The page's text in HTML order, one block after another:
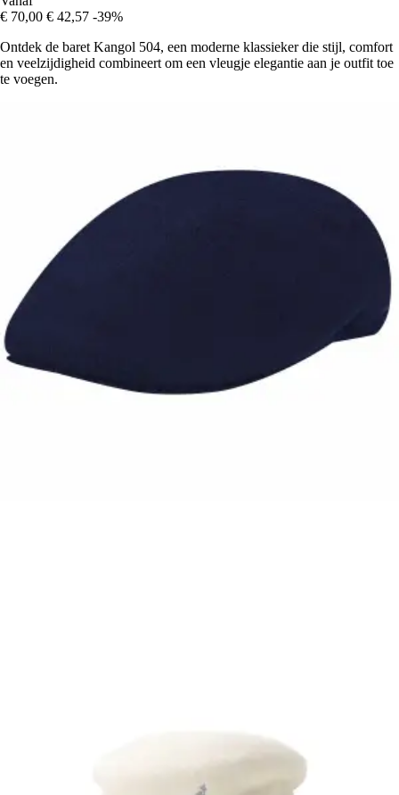
€ 70,00 € 42,57 -39%
Ontdek de baret Kangol 504, een moderne klassieker die stijl, comfort
en veelzijdigheid combineert om een vleugje elegantie aan je outfit toe
te voegen.